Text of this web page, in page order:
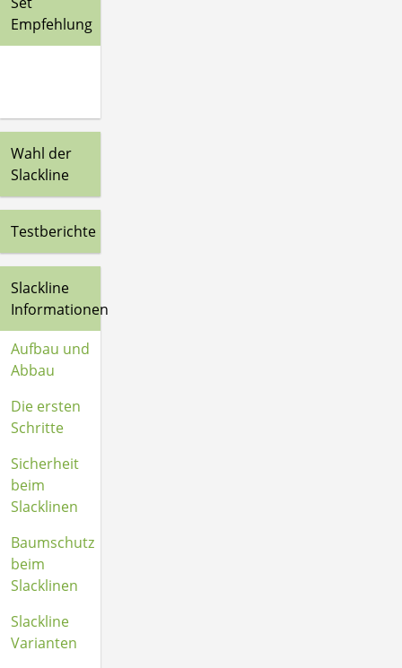
Empfehlung
Wahl der
Slackline
Testberichte
Slackline
Informationen
Aufbau und
Abbau
Die ersten
Schritte
Sicherheit
beim
Slacklinen
Baumschutz
beim
Slacklinen
Slackline
Varianten